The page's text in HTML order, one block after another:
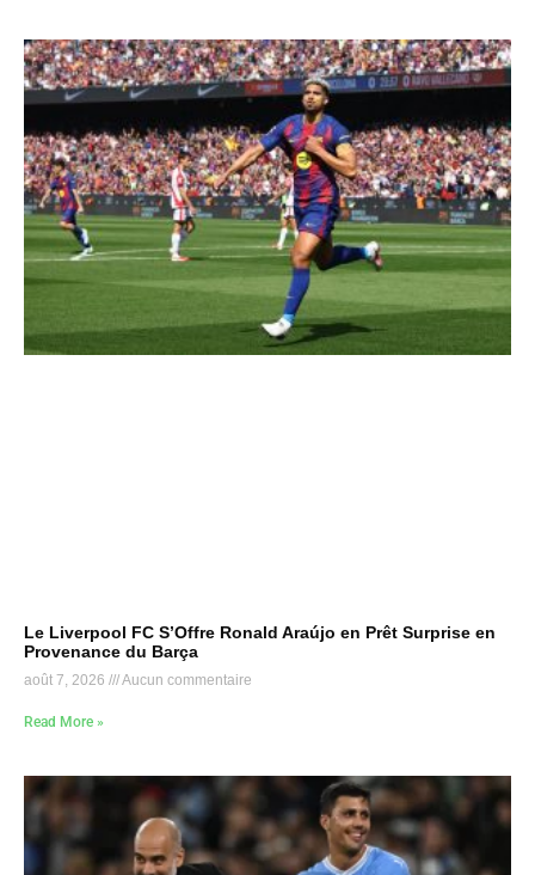
Le Liverpool FC S’Offre Ronald Araújo en Prêt Surprise en
Provenance du Barça
août 7, 2026 Aucun commentaire
Read More »